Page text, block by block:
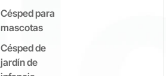
Césped para
mascotas
Césped de
jardín de